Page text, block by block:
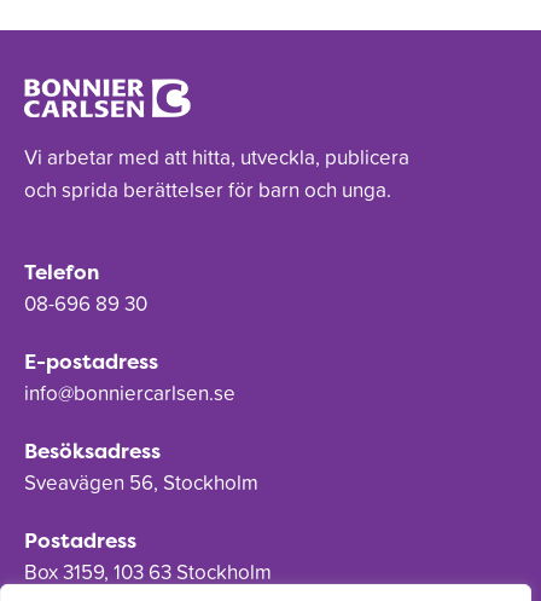
Vi arbetar med att hitta, utveckla, publicera
och sprida berättelser för barn och unga.
Telefon
08-696 89 30
E-postadress
info@bonniercarlsen.se
Besöksadress
Sveavägen 56, Stockholm
Postadress
Box 3159, 103 63 Stockholm